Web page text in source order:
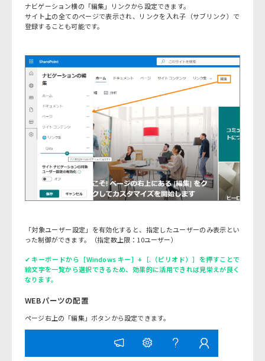
ナビゲーション横の「編集」リンクから設定できます。
サイト上の全てのページで表示され、リンクを入れ子（サブリンク）で
登録することも可能です。
「対象ユーザー設定」を有効化すると、指定したユーザーのみ表示とい
った制御ができます。（指定数上限：10ユーザー）
✔ キーボードから［Windows キー］+［.（ピリオド）］を押すことで
絵文字を一覧から選択できるため、効果的に活用できれば見栄えが良く
なります。
WEBパーツの配置
ページ右上の「編集」ボタンから設定できます。